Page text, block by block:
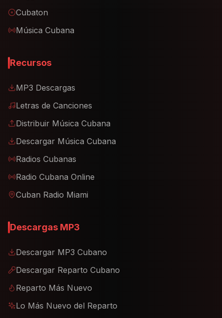
Cubaton
Música Cubana
Recursos
MP3 Descargas
Letras de Canciones
Distribuir Música Cubana
Descargar Música Cubana
Radios Cubanas
Radio Cubana Online
Cuban Radio Miami
Descargas MP3
Descargar MP3 Cubano
Descargar Reparto Cubano
Reparto Más Nuevo
Lo Más Nuevo del Reparto